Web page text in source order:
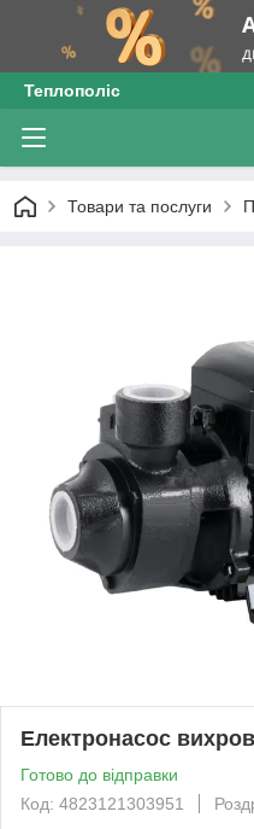
Теплополіс
Товари та послуги
Електронасос
Готово до відправки
Код: 4823121303951